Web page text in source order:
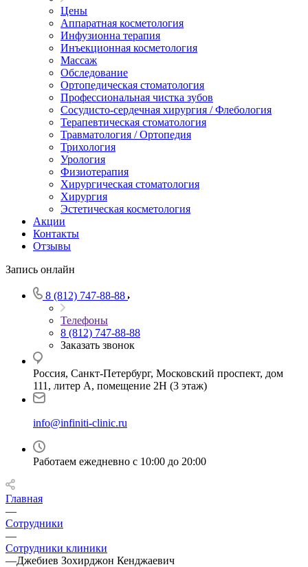
Цены
Аппаратная косметология
Инфузионна терапия
Инъекционная косметология
Массаж
Обследование
Ортопедическая стоматология
Профессиональная чистка зубов
Сосудисто-сердечная хирургия / Флебология
Терапевтическая стоматология
Травматология / Ортопедия
Трихология
Урология
Физиотерапия
Хирургическая стоматология
Хирургия
Эстетическая косметология
Акции
Контакты
Отзывы
Запись онлайн
8 (812) 747-88-88
Телефоны
8 (812) 747-88-88
Заказать звонок
Россия, Санкт-Петербург, Московский проспект, дом
111, литер А, помещение 2Н (3 этаж)
info@infiniti-clinic.ru
Работаем ежедневно с 10:00 до 20:00
Главная
—
Сотрудники
—
Сотрудники клиники
—Джебиев Зохирджон Кенджаевич